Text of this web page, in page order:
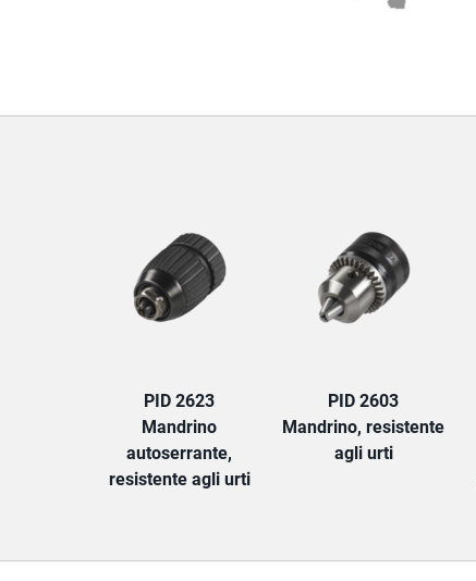
PID 2623
Mandrino
autoserrante,
resistente agli urti
PID 2603
Mandrino, resistente
agli urti